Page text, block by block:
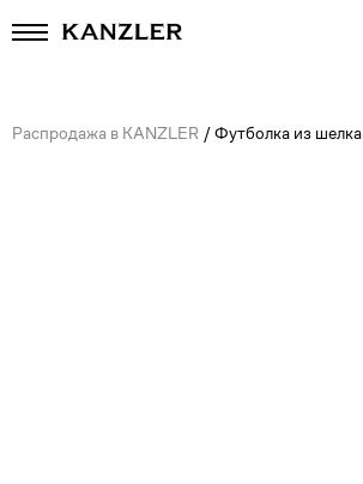
Распродажа в KANZLER /Футболка из шелка